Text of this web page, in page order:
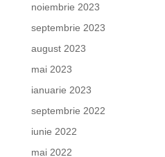
noiembrie 2023
septembrie 2023
august 2023
mai 2023
ianuarie 2023
septembrie 2022
iunie 2022
mai 2022